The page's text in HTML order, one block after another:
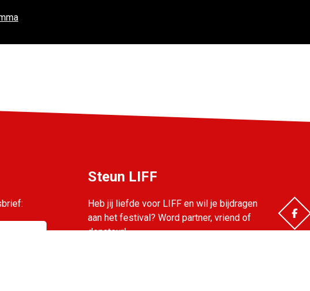
Steun LIFF
Heb jij liefde voor LIFF en wil je bijdragen
aan het festival? Word partner, vriend of
donateur!